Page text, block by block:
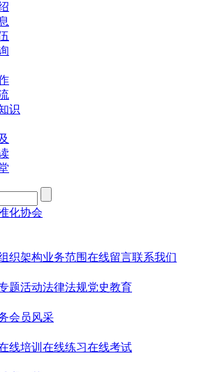
识
织架构业务范围在线留言联系我们
题活动法律法规党史教育
会员风采
线培训 在线练习在线考试